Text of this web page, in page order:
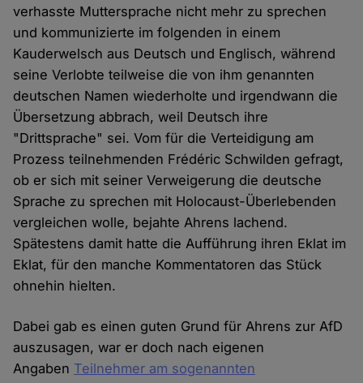
verhasste Muttersprache nicht mehr zu sprechen
und kommunizierte im folgenden in einem
Kauderwelsch aus Deutsch und Englisch, während
seine Verlobte teilweise die von ihm genannten
deutschen Namen wiederholte und irgendwann die
Übersetzung abbrach, weil Deutsch ihre
"Drittsprache" sei. Vom für die Verteidigung am
Prozess teilnehmenden Frédéric Schwilden gefragt,
ob er sich mit seiner Verweigerung die deutsche
Sprache zu sprechen mit Holocaust-Überlebenden
vergleichen wolle, bejahte Ahrens lachend.
Spätestens damit hatte die Aufführung ihren Eklat im
Eklat, für den manche Kommentatoren das Stück
ohnehin hielten.
Dabei gab es einen guten Grund für Ahrens zur AfD
auszusagen, war er doch nach eigenen
Angaben Teilnehmer am sogenannten